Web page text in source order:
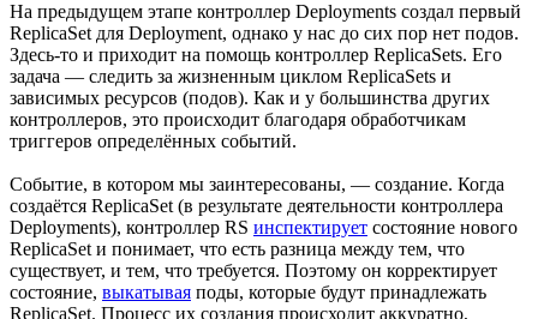
На предыдущем этапе контроллер Deployments создал первый
ReplicaSet для Deployment, однако у нас до сих пор нет подов.
Здесь-то и приходит на помощь контроллер ReplicaSets. Его
задача — следить за жизненным циклом ReplicaSets и
зависимых ресурсов (подов). Как и у большинства других
контроллеров, это происходит благодаря обработчикам
триггеров определённых событий.
Событие, в котором мы заинтересованы, — создание. Когда
создаётся ReplicaSet (в результате деятельности контроллера
Deployments), контроллер RS инспектирует состояние нового
ReplicaSet и понимает, что есть разница между тем, что
существует, и тем, что требуется. Поэтому он корректирует
состояние, выкатывая поды, которые будут принадлежать
ReplicaSet. Процесс их создания происходит аккуратно,